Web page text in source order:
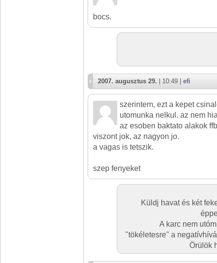
bocs.
2007. augusztus 29. | 10:49 | efi
szerintem, ezt a kepet
utomunka nelkul. az nem
az esoben baktato alakok
viszont jok, az nagyon jo.
a vagas is tetszik.
szep fenyeket
Küldj havat és két
A karc nem
"tökéletesre" a
Örülök